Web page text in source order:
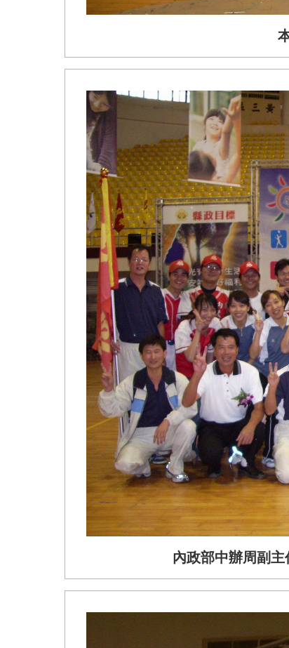
內政部中辦周副